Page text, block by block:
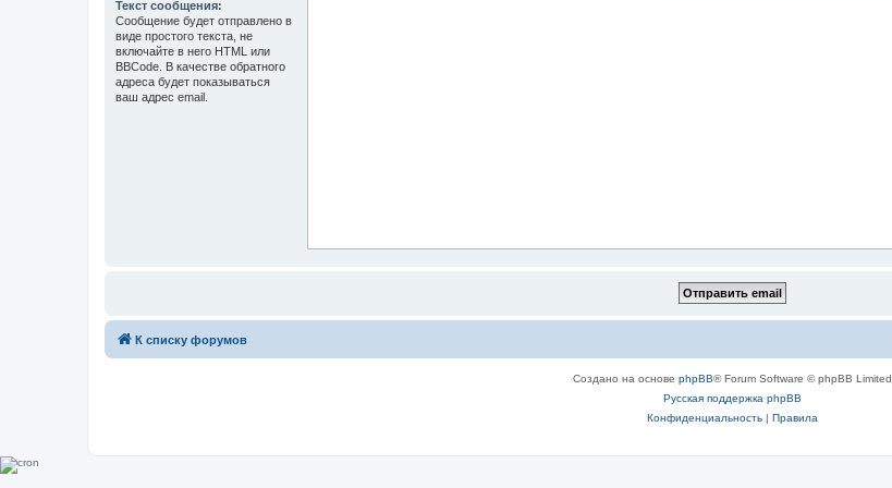
Текст сообщения:
Сообщение будет отправлено в
виде простого текста, не
включайте в него HTML или
BBCode. В качестве обратного
адреса будет показываться
ваш адрес email.
К списку форумов
Создано на основе phpBB® Forum Software © phpBB Limited
Русская поддержка phpBB
Конфиденциальность| Правила